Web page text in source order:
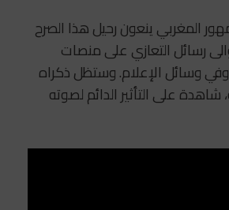
المغربي ينعون رحيل هذا الصرح
رسائل التعازي على منصات
وسائل الإعلام. وستظل ذكراه
على التأثير الدائم لصوته